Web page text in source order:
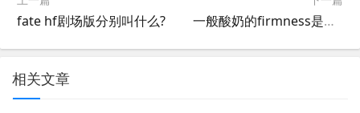
fate hf剧场版分别叫什么? 一般酸奶的firmness是多少(firmness的形容词怎么写?)
相关文章